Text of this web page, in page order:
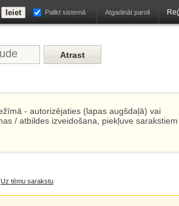
Atgadināt paroli
Palikt sistemā
- autorizējaties (lapas augšdaļā) vai
/ atbildes izveidošana, piekļuve sarakstiem
Uz tēmu sarakstu